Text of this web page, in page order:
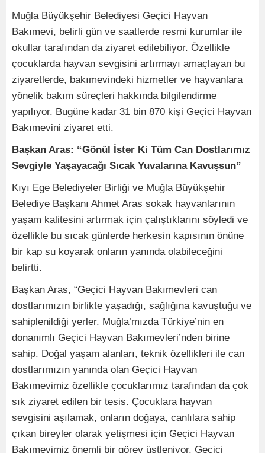
Muğla Büyükşehir Belediyesi Geçici Hayvan
Bakımevi, belirli gün ve saatlerde resmi kurumlar ile
okullar tarafından da ziyaret edilebiliyor. Özellikle
çocuklarda hayvan sevgisini artırmayı amaçlayan bu
ziyaretlerde, bakımevindeki hizmetler ve hayvanlara
yönelik bakım süreçleri hakkında bilgilendirme
yapılıyor. Bugüne kadar 31 bin 870 kişi Geçici Hayvan
Bakımevini ziyaret etti.
Başkan Aras: “Gönül İster Ki Tüm Can Dostlarımız
Sevgiyle Yaşayacağı Sıcak Yuvalarına Kavuşsun”
Kıyı Ege Belediyeler Birliği ve Muğla Büyükşehir
Belediye Başkanı Ahmet Aras sokak hayvanlarının
yaşam kalitesini artırmak için çalıştıklarını söyledi ve
özellikle bu sıcak günlerde herkesin kapısının önüne
bir kap su koyarak onların yanında olabileceğini
belirtti.
Başkan Aras, “Geçici Hayvan Bakımevleri can
dostlarımızın birlikte yaşadığı, sağlığına kavuştuğu ve
sahiplenildiği yerler. Muğla’mızda Türkiye’nin en
donanımlı Geçici Hayvan Bakımevleri’nden birine
sahip. Doğal yaşam alanları, teknik özellikleri ile can
dostlarımızın yanında olan Geçici Hayvan
Bakımevimiz özellikle çocuklarımız tarafından da çok
sık ziyaret edilen bir tesis. Çocuklara hayvan
sevgisini aşılamak, onların doğaya, canlılara sahip
çıkan bireyler olarak yetişmesi için Geçici Hayvan
Bakımevimiz önemli bir görev üstleniyor. Geçici